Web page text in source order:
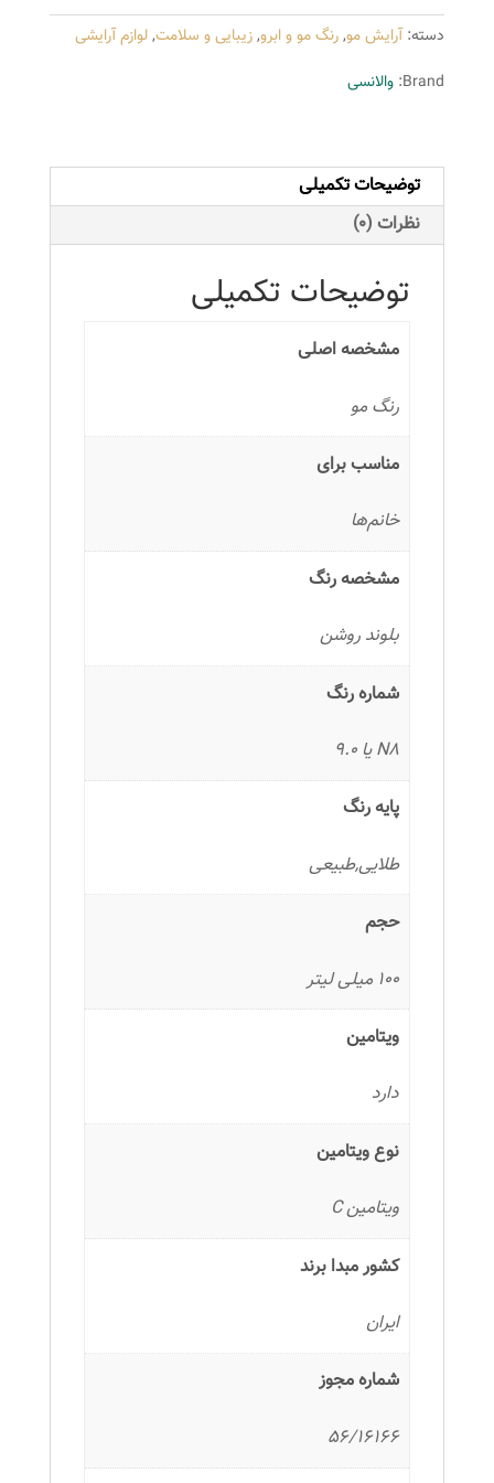
سری
طبیعی
مدل
شماره
N8
عدد
دسته:آرایش مو,رنگ مو و ابرو,زیبایی و سلامت,لوازم آرایشی
Brand: والانسی
توضیحات تکمیلی
نظرات (0)
توضیحات تکمیلی
مشخصه اصلی
رنگ مو
مناسب برای
خانم‌ها
مشخصه رنگ
بلوند روشن
شماره رنگ
N8 یا 9.0
پایه رنگ
طلایی,طبیعی
حجم
100 میلی لیتر
ویتامین
دارد
نوع ویتامین
ویتامین C
کشور مبدا برند
ایران
شماره مجوز
56/16166